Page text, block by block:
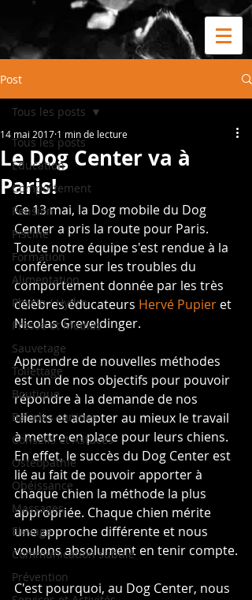
Post
Tous les posts
Education
Comportement
Pension
Piscine
Formation
Alimentation
Physio / Hydro
Presse et Médias
Sauvetage
Toilettage
Boutique
Balades canines
Conseils et Astuces
Ostéopathie
Obéissance
Massages
Elevage
Communication subtile
Prévention
Tous les posts
Le Dog Center va à
Paris!
14 mai 2017 1 min de lecture
Ce 13 mai, la Dog mobile du Dog
Center a pris la route pour Paris.
Toute notre équipe s'est rendue à la
conférence sur les troubles du
comportement donnée par les très
célèbres éducateurs Hervé Pupier et
Nicolas Greveldinger.
Apprendre de nouvelles méthodes
est un de nos objectifs pour pouvoir
répondre à la demande de nos
clients et adapter au mieux le travail
à mettre en place pour leurs chiens.
En effet, le succès du Dog Center est
lié au fait de pouvoir apporter à
chaque chien la méthode la plus
appropriée. Chaque chien mérite
une approche différente et nous
voulons absolument en tenir compte.
C'est pourquoi, au Dog Center, nous